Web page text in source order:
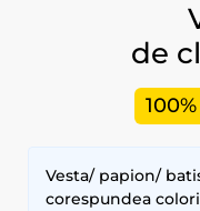
de
100%
Vesta/ papion/
corespundea